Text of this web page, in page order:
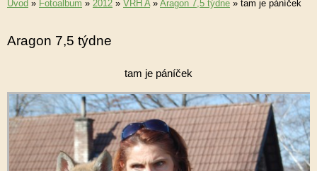
Úvod » Fotoalbum » 2012 » VRH A» Aragon 7,5 týdne » tam je páníček
Aragon 7,5 týdne
tam je páníček